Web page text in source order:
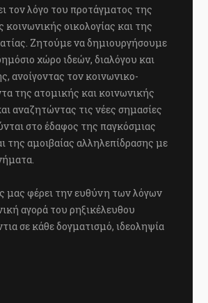
τον λόγο του προτάγματος της
κοινωνικής οικολογίας και της
Ζητούμε να δημιουργήσουμε
χώρο ιδεών, διαλόγου και
ανοίγοντας τον κοινωνικο-
της ατομικής και κοινωνικής
αναζητώντας τις νέες σημασίες
στο έδαφος της παγκόσμιας
της αμοιβαίας αλληλεπίδρασης με
μας φέρει την ευθύνη των λόγων
αγορά του ρηξικέλευθου
σε κάθε δογματισμό, ιδεοληψία